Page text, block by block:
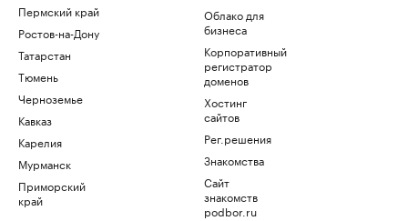
Пермский край
Ростов-на-Дону
Татарстан
Тюмень
Черноземье
Кавказ
Карелия
Мурманск
Приморский
край
Облако для
бизнеса
Корпоративный
регистратор
доменов
Хостинг
сайтов
Рег.решения
Знакомства
Сайт
знакомств
podbor.ru